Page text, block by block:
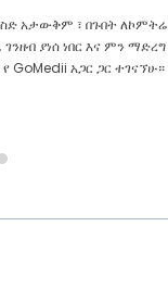
አታውቅም ፣ በጉበት ለኮምትሬ
ያነሰ ነበር እና ምን ማድረግ
GoMedii አጋር ጋር ተገናኘሁ።